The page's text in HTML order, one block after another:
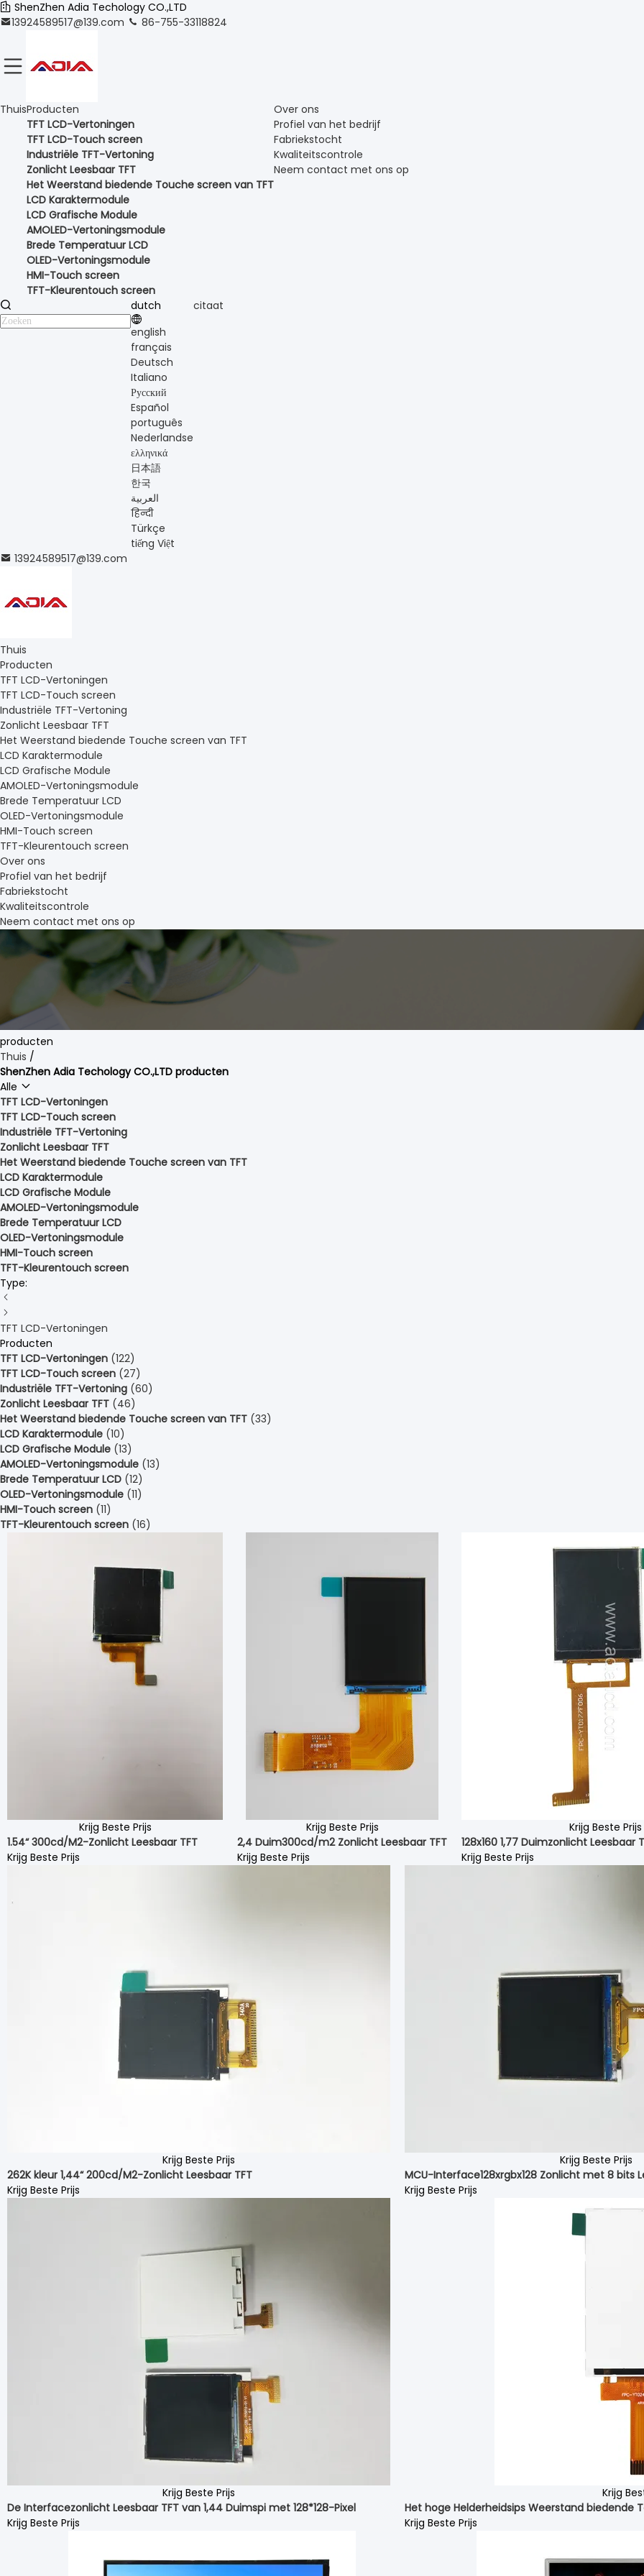
ShenZhen Adia Techology CO.,LTD
13924589517@139.com
86-755-33118824
ThuisProducten
TFT LCD-Vertoningen
TFT LCD-Touch screen
Industriële TFT-Vertoning
Zonlicht Leesbaar TFT
Het Weerstand biedende Touche screen van TFT
LCD Karaktermodule
LCD Grafische Module
AMOLED-Vertoningsmodule
Brede Temperatuur LCD
OLED-Vertoningsmodule
HMI-Touch screen
TFT-Kleurentouch screen
Over ons
Profiel van het bedrijf
Fabriekstocht
Kwaliteitscontrole
Neem contact met ons op
dutch
english
français
Deutsch
Italiano
Русский
Español
português
Nederlandse
ελληνικά
日本語
한국
العربية
हिन्दी
Türkçe
tiếng Việt
citaat
13924589517@139.com
Thuis
Producten
TFT LCD-Vertoningen
TFT LCD-Touch screen
Industriële TFT-Vertoning
Zonlicht Leesbaar TFT
Het Weerstand biedende Touche screen van TFT
LCD Karaktermodule
LCD Grafische Module
AMOLED-Vertoningsmodule
Brede Temperatuur LCD
OLED-Vertoningsmodule
HMI-Touch screen
TFT-Kleurentouch screen
Over ons
Profiel van het bedrijf
Fabriekstocht
Kwaliteitscontrole
Neem contact met ons op
producten
Thuis /
ShenZhen Adia Techology CO.,LTD producten
Alle
TFT LCD-Vertoningen
TFT LCD-Touch screen
Industriële TFT-Vertoning
Zonlicht Leesbaar TFT
Het Weerstand biedende Touche screen van TFT
LCD Karaktermodule
LCD Grafische Module
AMOLED-Vertoningsmodule
Brede Temperatuur LCD
OLED-Vertoningsmodule
HMI-Touch screen
TFT-Kleurentouch screen
Type:
TFT LCD-Vertoningen
Producten
TFT LCD-Vertoningen (122)
TFT LCD-Touch screen (27)
Industriële TFT-Vertoning (60)
Zonlicht Leesbaar TFT (46)
Het Weerstand biedende Touche screen van TFT (33)
LCD Karaktermodule (10)
LCD Grafische Module (13)
AMOLED-Vertoningsmodule (13)
Brede Temperatuur LCD (12)
OLED-Vertoningsmodule (11)
HMI-Touch screen (11)
TFT-Kleurentouch screen (16)
Krijg Beste Prijs
1.54“ 300cd/M2-Zonlicht Leesbaar TFT
Krijg Beste Prijs
Krijg Beste Prijs
2,4 Duim300cd/m2 Zonlicht Leesbaar TFT
Krijg Beste Prijs
Krijg Beste Prijs
128x160 1,77 Duimzonlicht Leesbaar
Krijg Beste Prijs
Krijg Beste Prijs
262K kleur 1,44“ 200cd/M2-Zonlicht Leesbaar TFT
Krijg Beste Prijs
Krijg Beste Prijs
MCU-Interface128xrgbx128 Zonlicht met 8 bits
Krijg Beste Prijs
Krijg Beste Prijs
De Interfacezonlicht Leesbaar TFT van 1,44 Duimspi met 128*128-Pixel
Krijg Beste Prijs
Krijg
Het hoge Helderheidsips Weerstand biedende
Krijg Beste Prijs